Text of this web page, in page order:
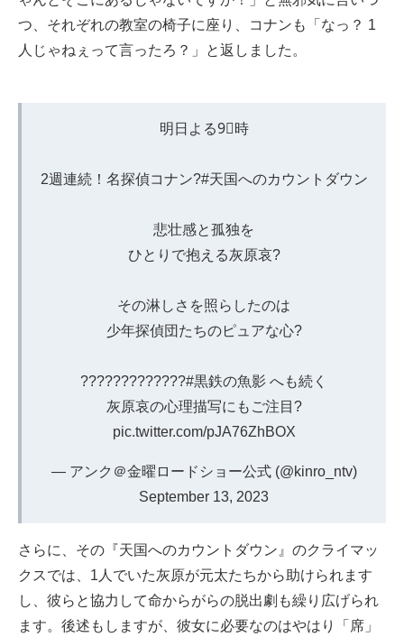
つ、それぞれの教室の椅子に座り、コナンも「なっ？ 1
人じゃねぇって言ったろ？」と返しました。
明日よる9⃣時
2週連続！名探偵コナン?#天国へのカウントダウン
悲壮感と孤独を
ひとりで抱える灰原哀?
その淋しさを照らしたのは
少年探偵団たちのピュアな心?
?????????????#黒鉄の魚影 へも続く
灰原哀の心理描写にもご注目?
pic.twitter.com/pJA76ZhBOX
— アンク＠金曜ロードショー公式 (@kinro_ntv)
September 13, 2023
さらに、その『天国へのカウントダウン』のクライマッ
クスでは、1人でいた灰原が元太たちから助けられます
し、彼らと協力して命からがらの脱出劇も繰り広げられ
ます。後述もしますが、彼女に必要なのはやはり「席」